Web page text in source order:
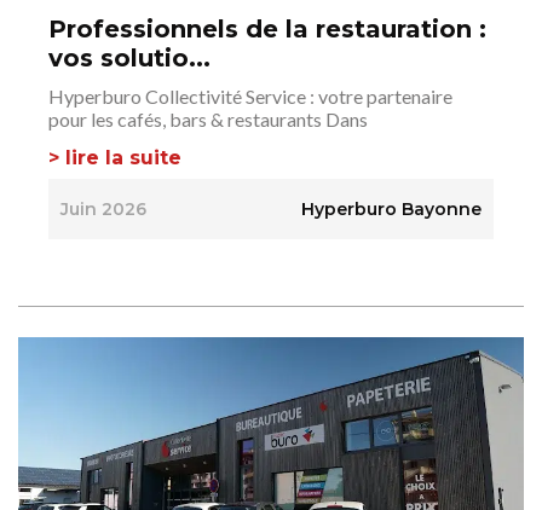
Professionnels de la restauration :
vos solutio...
Hyperburo Collectivité Service : votre partenaire
pour les cafés, bars & restaurants Dans
> lire la suite
Juin 2026 Hyperburo Bayonne